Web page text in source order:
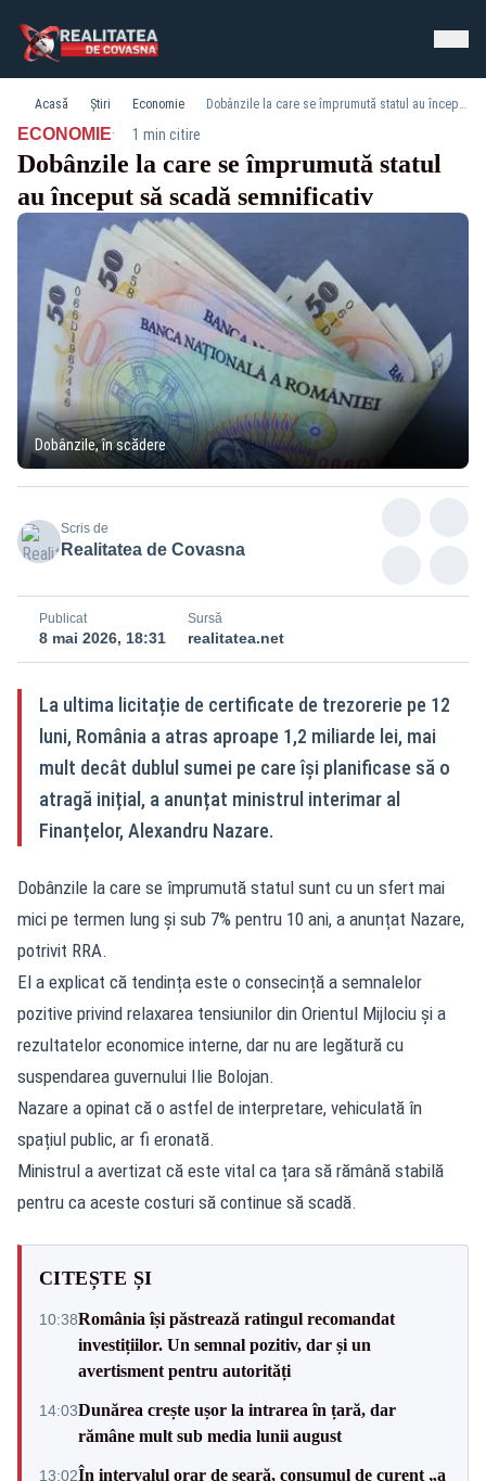
Acasă Știri Economie Dobânzile la care se împrumută statul au început să scadă semnificativ
ECONOMIE· 1 min citire
Dobânzile la care se împrumută statul
au început să scadă semnificativ
Dobânzile, în scădere
Scris de
Realitatea de Covasna
Publicat
8 mai 2026, 18:31
Sursă
realitatea.net
La ultima licitație de certificate de trezorerie pe 12
luni, România a atras aproape 1,2 miliarde lei, mai
mult decât dublul sumei pe care își planificase să o
atragă inițial, a anunțat ministrul interimar al
Finanțelor, Alexandru Nazare.
Dobânzile la care se împrumută statul sunt cu un sfert mai
mici pe termen lung și sub 7% pentru 10 ani, a anunțat Nazare,
potrivit RRA.
El a explicat că tendința este o consecință a semnalelor
pozitive privind relaxarea tensiunilor din Orientul Mijlociu și a
rezultatelor economice interne, dar nu are legătură cu
suspendarea guvernului Ilie Bolojan.
Nazare a opinat că o astfel de interpretare, vehiculată în
spațiul public, ar fi eronată.
Ministrul a avertizat că este vital ca țara să rămână stabilă
pentru ca aceste costuri să continue să scadă.
CITEȘTE ȘI
10:38România își păstrează ratingul recomandat
investițiilor. Un semnal pozitiv, dar și un
avertisment pentru autorități
14:03Dunărea crește ușor la intrarea în țară, dar
rămâne mult sub media lunii august
13:02În intervalul orar de seară, consumul de curent „a